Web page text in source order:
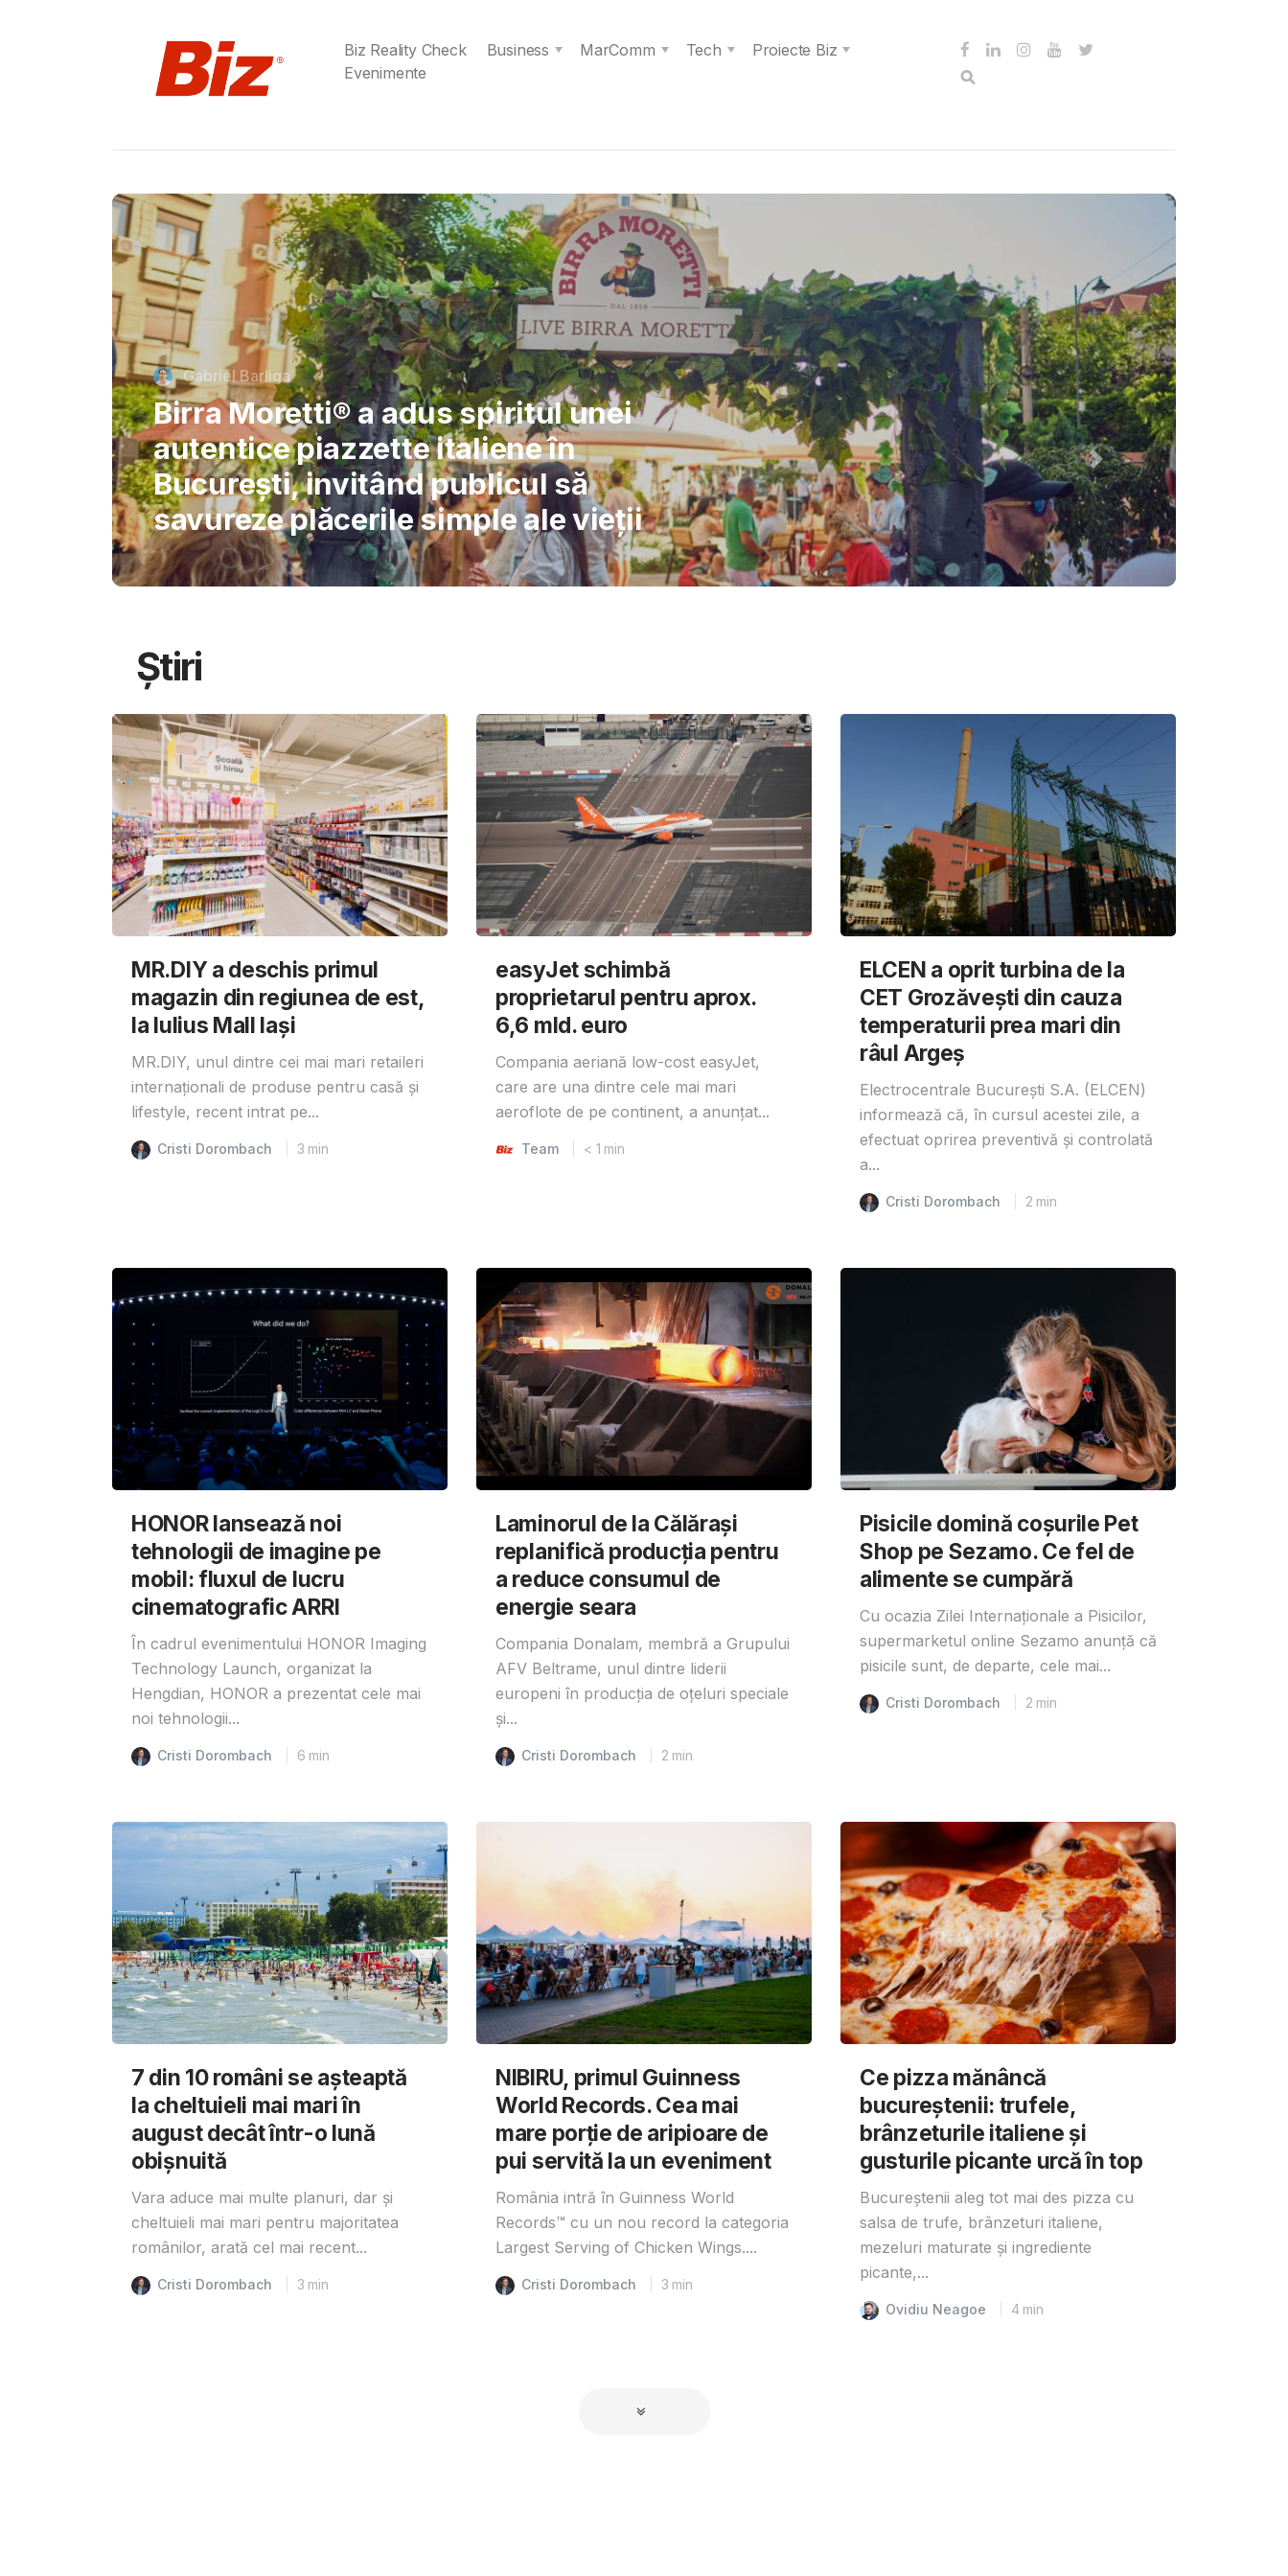
Biz Reality Check Business MarComm Tech
Proiecte Biz
Evenimente
Cristi Dorombach
Richard Joannides, Verita
International School: Școlile nu pot
permite AI-ului să înlocuiască
gândirea elevilor
Știri
MR.DIY a deschis primul
magazin din regiunea de est,
la Iulius Mall Iași
MR.DIY, unul dintre cei mai mari retaileri
internaționali de produse pentru casă și
lifestyle, recent intrat pe...
Cristi Dorombach 3 min
easyJet schimbă
proprietarul pentru aprox.
6,6 mld. euro
Compania aeriană low-cost easyJet,
care are una dintre cele mai mari
aeroflote de pe continent, a anunțat...
Team < 1 min
ELCEN a oprit turbina de la
CET Grozăvești din cauza
temperaturii prea mari din
râul Argeș
Electrocentrale București S.A. (ELCEN)
informează că, în cursul acestei zile, a
efectuat oprirea preventivă și controlată
a...
Cristi Dorombach 2 min
HONOR lansează noi
tehnologii de imagine pe
mobil: fluxul de lucru
cinematografic ARRI
În cadrul evenimentului HONOR Imaging
Technology Launch, organizat la
Hengdian, HONOR a prezentat cele mai
noi tehnologii...
Cristi Dorombach 6 min
Laminorul de la Călărași
replanifică producția pentru
a reduce consumul de
energie seara
Compania Donalam, membră a Grupului
AFV Beltrame, unul dintre liderii
europeni în producția de oțeluri speciale
și...
Cristi Dorombach 2 min
Pisicile domină coșurile Pet
Shop pe Sezamo. Ce fel de
alimente se cumpără
Cu ocazia Zilei Internaționale a Pisicilor,
supermarketul online Sezamo anunță că
pisicile sunt, de departe, cele mai...
Cristi Dorombach 2 min
7 din 10 români se așteaptă
la cheltuieli mai mari în
august decât într-o lună
obișnuită
Vara aduce mai multe planuri, dar și
cheltuieli mai mari pentru majoritatea
românilor, arată cel mai recent...
Cristi Dorombach 3 min
NIBIRU, primul Guinness
World Records. Cea mai
mare porție de aripioare de
pui servită la un eveniment
România intră în Guinness World
Records™️ cu un nou record la categoria
Largest Serving of Chicken Wings....
Cristi Dorombach 3 min
Ce pizza mănâncă
bucureștenii: trufele,
brânzeturile italiene și
gusturile picante urcă în top
Bucureștenii aleg tot mai des pizza cu
salsa de trufe, brânzeturi italiene,
mezeluri maturate și ingrediente
picante,...
Ovidiu Neagoe 4 min